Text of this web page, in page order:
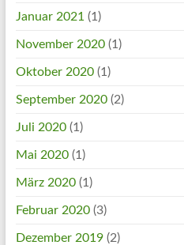
Januar 2021 (1)
November 2020(1)
Oktober 2020(1)
September 2020(2)
Juli 2020(1)
Mai 2020(1)
März 2020(1)
Februar 2020(3)
Dezember 2019(2)